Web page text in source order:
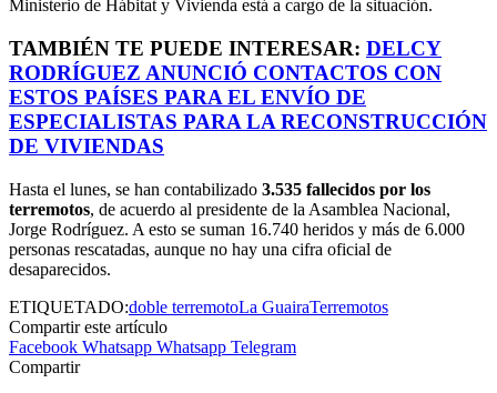
Ministerio de Hábitat y Vivienda está a cargo de la situación.
TAMBIÉN TE PUEDE INTERESAR: DELCY
RODRÍGUEZ ANUNCIÓ CONTACTOS CON
ESTOS PAÍSES PARA EL ENVÍO DE
ESPECIALISTAS PARA LA RECONSTRUCCIÓN
DE VIVIENDAS
Hasta el lunes, se han contabilizado 3.535 fallecidos por los
terremotos, de acuerdo al presidente de la Asamblea Nacional,
Jorge Rodríguez. A esto se suman 16.740 heridos y más de 6.000
personas rescatadas, aunque no hay una cifra oficial de
desaparecidos.
ETIQUETADO:doble terremotoLa GuairaTerremotos
Compartir este artículo
Facebook Whatsapp Whatsapp Telegram
Compartir